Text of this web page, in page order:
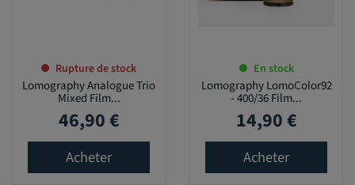
Rupture de stock
Lomography Analogue Trio
Mixed Film...
Prix
46,90 €
Acheter
En stock
Lomography LomoColor92
- 400/36 Film...
Prix
14,90 €
Acheter